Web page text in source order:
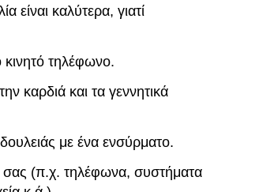
είναι καλύτερα, γιατί
κινητό τηλέφωνο.
καρδιά και τα γεννητικά
με ένα ενσύρματο.
σας (π.χ. τηλέφωνα, συστήματα